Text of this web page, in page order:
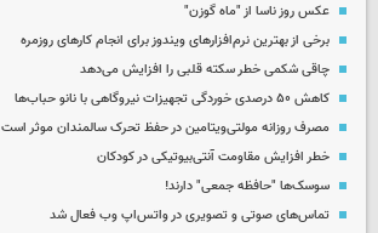
عکس روز ناسا از "ماه گوزن"
برخی از بهترین نرم‌افزارهای ویندوز برای انجام کارهای روزمره
چاقی شکمی خطر سکته قلبی را افزایش می‌دهد
کاهش ۵۰ درصدی خوردگی تجهیزات نیروگاهی با نانو حباب‌ها
مصرف روزانه مولتی‌ویتامین در حفظ تحرک سالمندان موثر است
خطر افزایش مقاومت آنتی‌بیوتیکی در کودکان
سوسک‌ها "حافظه جمعی" دارند!
تماس‌های صوتی و تصویری در واتس‌اپ وب فعال شد